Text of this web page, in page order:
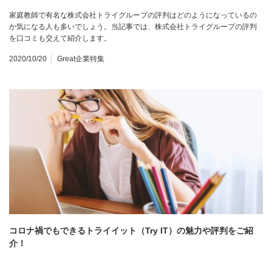
家庭教師で有名な株式会社トライグループの評判はどのようになっているの
か気になる人も多いでしょう。当記事では、株式会社トライグループの評判
を口コミも交えて紹介します。
2020/10/20 Great企業特集
コロナ禍でもできるトライイット（Try IT）の魅力や評判をご紹
介！